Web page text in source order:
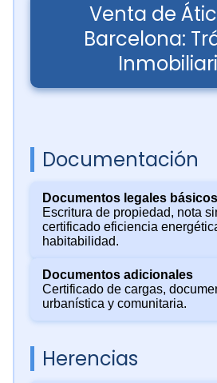
Venta de
Barcelona:
Documentación
Documentos legales básicos
Escritura de propiedad, nota
certificado eficiencia
habitabilidad.
Documentos adicionales
Certificado de cargas,
urbanística y comunitaria.
Herencias